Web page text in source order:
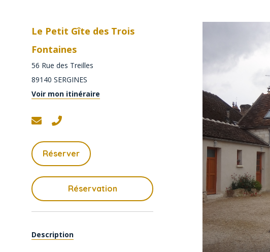
Le Petit Gîte des Trois
Fontaines
56 Rue des Treilles
89140 SERGINES
Voir mon itinéraire
Réserver
Réservation
Description